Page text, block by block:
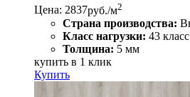
Цена: 2837руб./м2
Страна производства:
Класс нагрузки: 43 класс
Толщина: 5 мм
купить в 1 клик
Купить